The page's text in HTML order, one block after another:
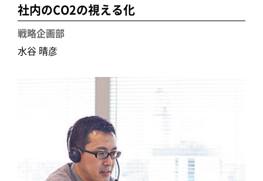
社内のCO2の視える化
戦略企画部
水谷 晴彦